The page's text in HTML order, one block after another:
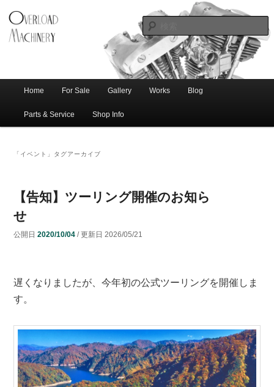
新潟のハー
レー中古車
バーロード
ショベル・アイアンスポーツ・エボビッグツイン＆スポーツスターなどを取
り扱う中古ハーレー専門店。整備・修理・カスタムまで一貫対応します。
ン
メ
イ
ン
コ
ン
へ
サ
ブ
コ
ン
ツ
移
Home For Sale Gallery Works Blog
Parts & Service Shop Info
「 イベント 」タグアーカイブ
【告知】ツーリング開催のお知ら
せ
公開日 2020/10/04/ 更新日 2026/05/21
遅くなりましたが、今年初の公式ツーリングを開催しま
す。